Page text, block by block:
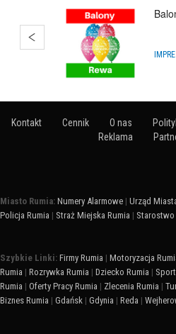
Kontakt Cennik O nas
Reklama
Miasto Rumia: Numery Alarmowe | Urząd
Policja Rumia | Straż Miejska Rumia |
Szybkie Linki: Firmy Rumia | Motoryzacja
Rumia | Rozrywka Rumia | Dziecko Rumia |
Rumia | Oferty Pracy Rumia | Zlecenia Rumia |
Biznes Rumia | Gdańsk | Gdynia | Reda |